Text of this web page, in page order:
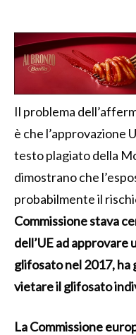
Il problema
è che l’approvazione
testo plagiato della
dimostrano che
probabilmente il
Commissione stava
dell’UE ad approvare
glifosato nel 2017,
vietare il glifosato
La Commissione